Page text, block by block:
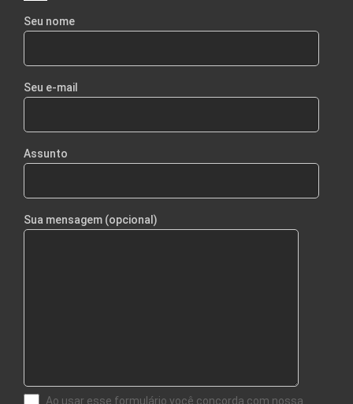
Seu nome
Seu e-mail
Assunto
Sua mensagem (opcional)
Ao usar esse formulário você concorda com nossa